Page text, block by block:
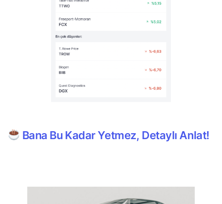
Bana Bu Kadar Yetmez, Detaylı Anlat!